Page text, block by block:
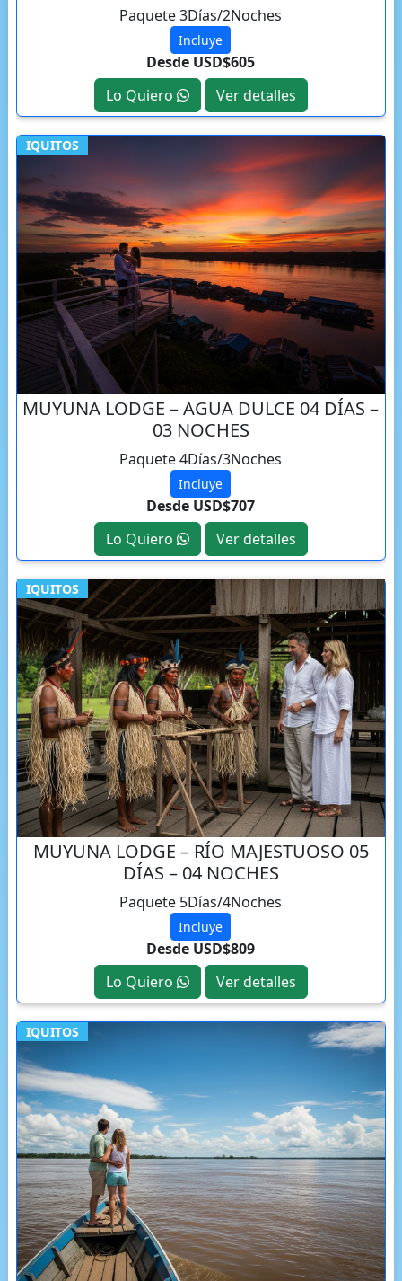
Paquete 3Días/2Noches
Incluye
Desde USD$605
Lo Quiero
Ver detalles
IQUITOS
MUYUNA LODGE – AGUA DULCE 04 DÍAS –
03 NOCHES
Paquete 4Días/3Noches
Incluye
Desde USD$707
Lo Quiero
Ver detalles
IQUITOS
MUYUNA LODGE – RÍO MAJESTUOSO 05
DÍAS – 04 NOCHES
Paquete 5Días/4Noches
Incluye
Desde USD$809
Lo Quiero
Ver detalles
IQUITOS